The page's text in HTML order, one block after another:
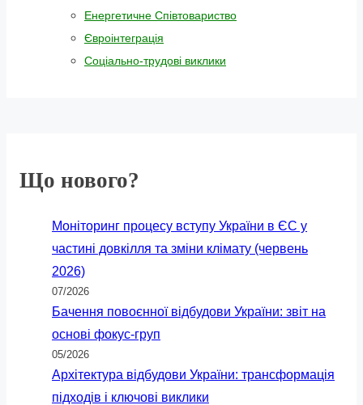
Енергетичне Співтовариство
Євроінтеграція
Соціально-трудові виклики
Що нового?
Моніторинг процесу вступу України в ЄС у
частині довкілля та зміни клімату (червень
2026)
07/2026
Бачення повоєнної відбудови України: звіт на
основі фокус-груп
05/2026
Архітектура відбудови України: трансформація
підходів і ключові виклики